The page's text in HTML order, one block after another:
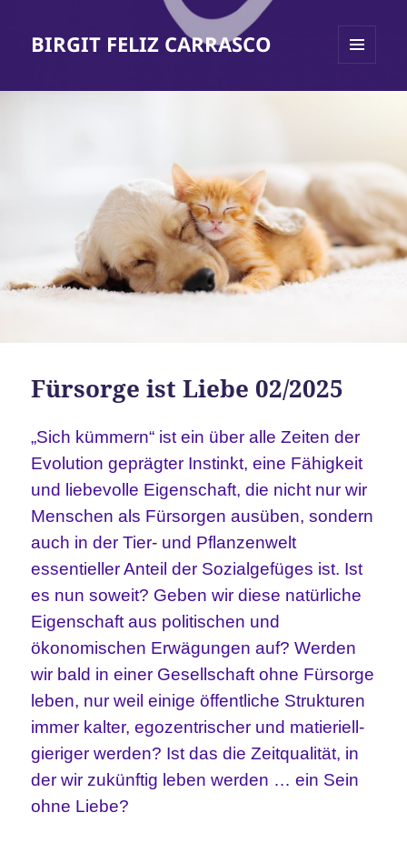
BIRGIT FELIZ CARRASCO
Fürsorge ist Liebe 02/2025
„Sich kümmern“ ist ein über alle Zeiten der
Evolution geprägter Instinkt, eine Fähigkeit
und liebevolle Eigenschaft, die nicht nur wir
Menschen als Fürsorgen ausüben, sondern
auch in der Tier- und Pflanzenwelt
essentieller Anteil der Sozialgefüges ist. Ist
es nun soweit? Geben wir diese natürliche
Eigenschaft aus politischen und
ökonomischen Erwägungen auf? Werden
wir bald in einer Gesellschaft ohne Fürsorge
leben, nur weil einige öffentliche Strukturen
immer kalter, egozentrischer und matieriell-
gieriger werden? Ist das die Zeitqualität, in
der wir zukünftig leben werden … ein Sein
ohne Liebe?